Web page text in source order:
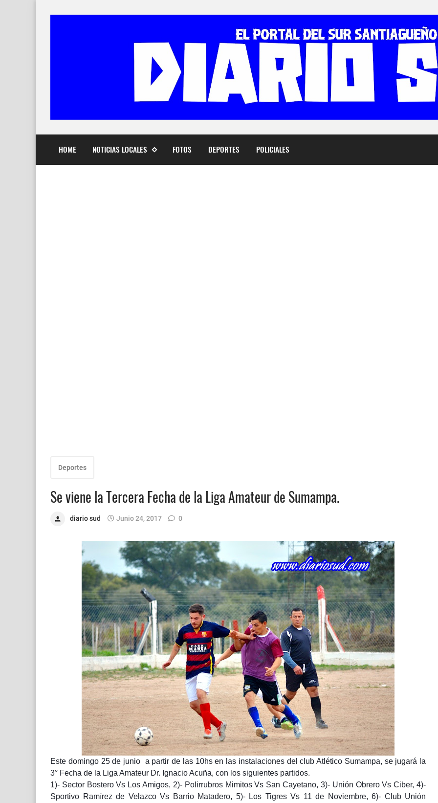
HOME NOTICIAS LOCALES FOTOS DEPORTES POLICIALES
Deportes
Se viene la Tercera Fecha de la Liga Amateur de Sumampa.
diario sud Junio 24, 2017 0
Este domingo 25 de junio a partir de las 10hs en las instalaciones del club Atlético Sumampa, se jugará la
3° Fecha de la Liga Amateur Dr. Ignacio Acuña, con los siguientes partidos.
1)- Sector Bostero Vs Los Amigos, 2)- Polirrubros Mimitos Vs San Cayetano, 3)- Unión Obrero Vs Ciber, 4)-
Sportivo Ramírez de Velazco Vs Barrio Matadero, 5)- Los Tigres Vs 11 de Noviembre, 6)- Club Unión